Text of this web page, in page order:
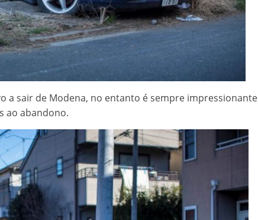
a sair de Modena, no entanto é sempre impressionante
ao abandono.